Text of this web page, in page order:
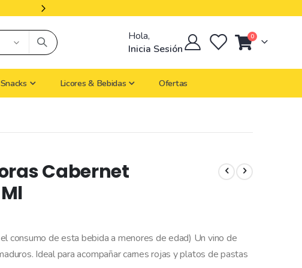
Hola,
Inicia Sesión
Cart
0artículos
Snacks Licores & Bebidas Ofertas
Cabernet
consumo de esta bebida a menores de edad) Un vino de
Ideal para acompañar carnes rojas y platos de pastas